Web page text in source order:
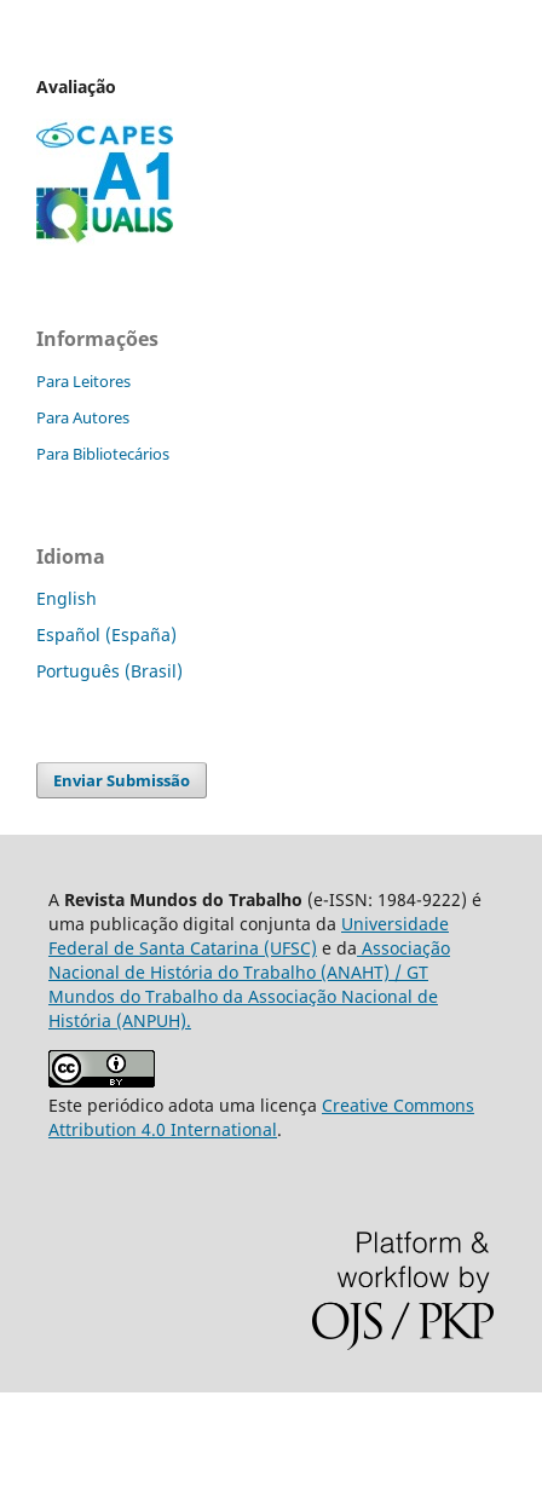
Avaliação
Informações
Para Leitores
Para Autores
Para Bibliotecários
Idioma
English
Español (España)
Português (Brasil)
Enviar Submissão
A Revista Mundos do Trabalho (e-ISSN: 1984-9222) é
uma publicação digital conjunta da Universidade
Federal de Santa Catarina (UFSC) e da Associação
Nacional de História do Trabalho (ANAHT) / GT
Mundos do Trabalho da Associação Nacional de
História (ANPUH).
Este periódico adota uma licença Creative Commons
Attribution 4.0 International.